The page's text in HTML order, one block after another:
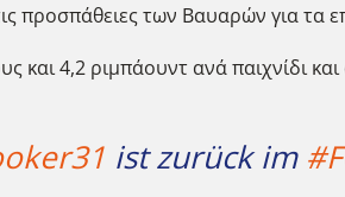
προσπάθειες των Βαυαρών για τα
4,2 ριμπάουντ ανά παιχνίδι
ist zurück im